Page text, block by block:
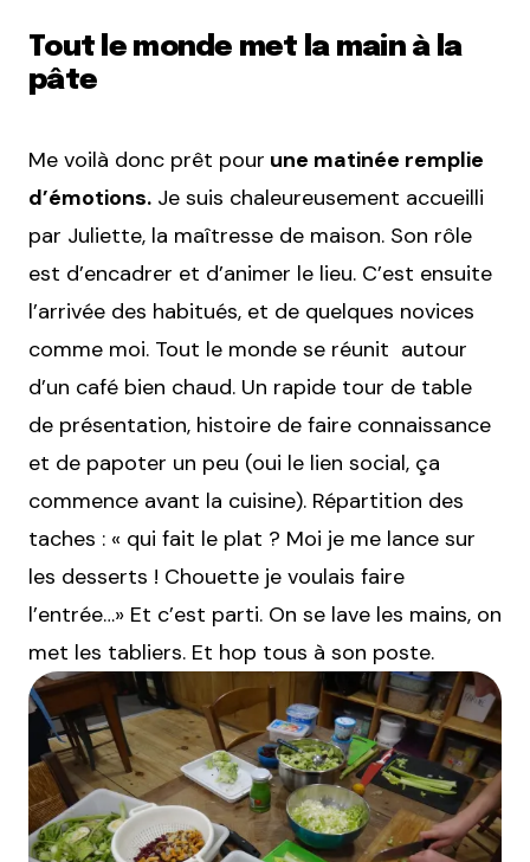
Tout le monde met la main à la
pâte
Me voilà donc prêt pour une matinée remplie
d’émotions. Je suis chaleureusement accueilli
par Juliette, la maîtresse de maison. Son rôle
est d’encadrer et d’animer le lieu. C’est ensuite
l’arrivée des habitués, et de quelques novices
comme moi. Tout le monde se réunit autour
d’un café bien chaud. Un rapide tour de table
de présentation, histoire de faire connaissance
et de papoter un peu (oui le lien social, ça
commence avant la cuisine). Répartition des
taches : « qui fait le plat ? Moi je me lance sur
les desserts ! Chouette je voulais faire
l’entrée…» Et c’est parti. On se lave les mains, on
met les tabliers. Et hop tous à son poste.